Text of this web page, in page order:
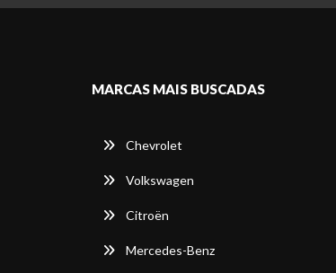
MARCAS MAIS BUSCADAS
Chevrolet
Volkswagen
Citroën
Mercedes-Benz